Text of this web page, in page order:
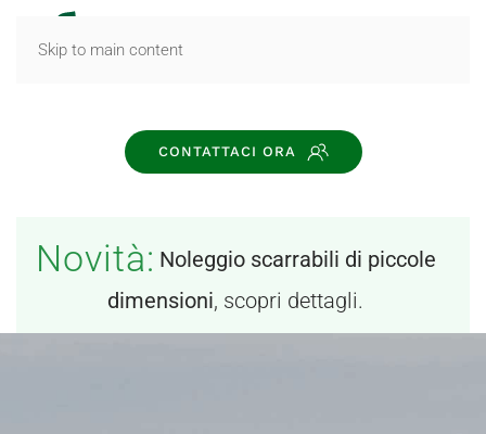
Skip to main content
CONTATTACI ORA
Novità: Noleggio scarrabili di piccole
dimensioni, scopri dettagli.